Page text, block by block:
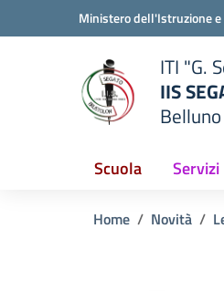
Vai ai contenuti
Vai al menu di navigazione
Ministero dell'Istruzione
scuola
ITI "G.
IIS
Belluno
Scuola Servizi
Home Novità